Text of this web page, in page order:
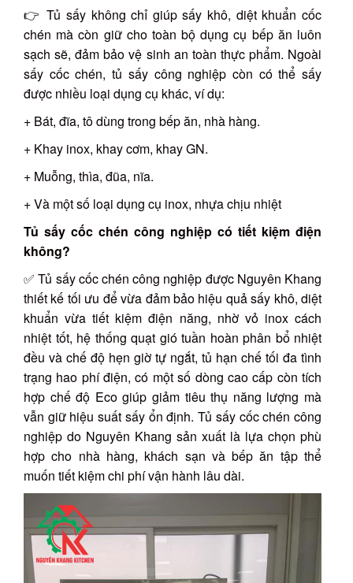
👉 Tủ sấy không chỉ giúp sấy khô, diệt khuẩn cốc
chén mà còn giữ cho toàn bộ dụng cụ bếp ăn luôn
sạch sẽ, đảm bảo vệ sinh an toàn thực phẩm. Ngoài
sấy cốc chén, tủ sấy công nghiệp còn có thể sấy
được nhiều loại dụng cụ khác, ví dụ:
+ Bát, đĩa, tô dùng trong bếp ăn, nhà hàng.
+ Khay inox, khay cơm, khay GN.
+ Muỗng, thìa, đũa, nĩa.
+ Và một số loại dụng cụ inox, nhựa chịu nhiệt
Tủ sấy cốc chén công nghiệp có tiết kiệm điện
không?
✅ Tủ sấy cốc chén công nghiệp được Nguyên Khang
thiết kế tối ưu để vừa đảm bảo hiệu quả sấy khô, diệt
khuẩn vừa tiết kiệm điện năng, nhờ vỏ inox cách
nhiệt tốt, hệ thống quạt gió tuần hoàn phân bổ nhiệt
đều và chế độ hẹn giờ tự ngắt, tủ hạn chế tối đa tình
trạng hao phí điện, có một số dòng cao cấp còn tích
hợp chế độ Eco giúp giảm tiêu thụ năng lượng mà
vẫn giữ hiệu suất sấy ổn định. Tủ sấy cốc chén công
nghiệp do Nguyên Khang sản xuất là lựa chọn phù
hợp cho nhà hàng, khách sạn và bếp ăn tập thể
muốn tiết kiệm chi phí vận hành lâu dài.